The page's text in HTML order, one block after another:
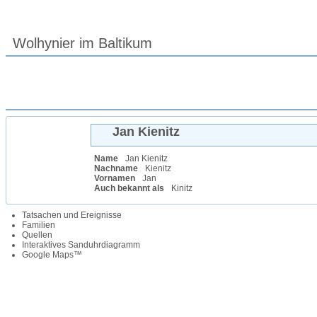
Wolhynier im Baltikum
Jan Kienitz
Name Jan Kienitz
Nachname
Kienitz
Vornamen
Jan
Auch bekannt als
Kinitz
Tatsachen und Ereignisse
Familien
Quellen
Interaktives Sanduhrdiagramm
Google Maps™